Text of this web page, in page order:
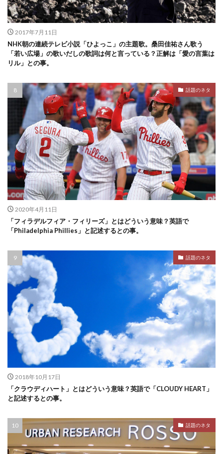
2017年7月11日
NHK朝の連続テレビ小説「ひよっこ」の主題歌。桑田佳祐さん歌う
「若い広場」の歌いだしの歌詞は何と言っている？正解は「愛の言葉は
リル」との事。
話題のネタ
2020年4月11日
「フィラデルフィア・フィリーズ」とはどういう意味？英語で
「Philadelphia Phillies」と記述するとの事。
話題のネタ
2018年10月17日
「クラウディハート」とはどういう意味？英語で「CLOUDY HEART」
と記述するとの事。
話題のネタ